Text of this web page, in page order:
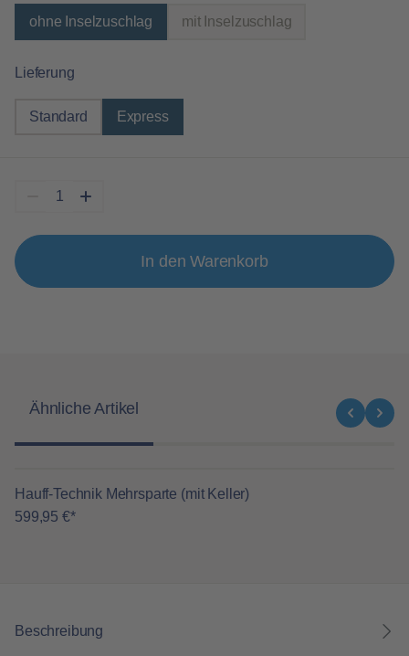
ohne Inselzuschlag mit Inselzuschlag
Lieferungauswählen
Standard Express
In den Warenkorb
Ähnliche Artikel
Hauff-Technik Mehrsparte (mit Keller)
599,95 €*
Beschreibung